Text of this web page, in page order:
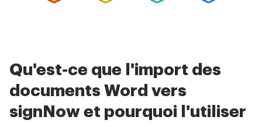
Qu'est-ce que l'import des
documents Word vers
signNow et pourquoi l'utiliser